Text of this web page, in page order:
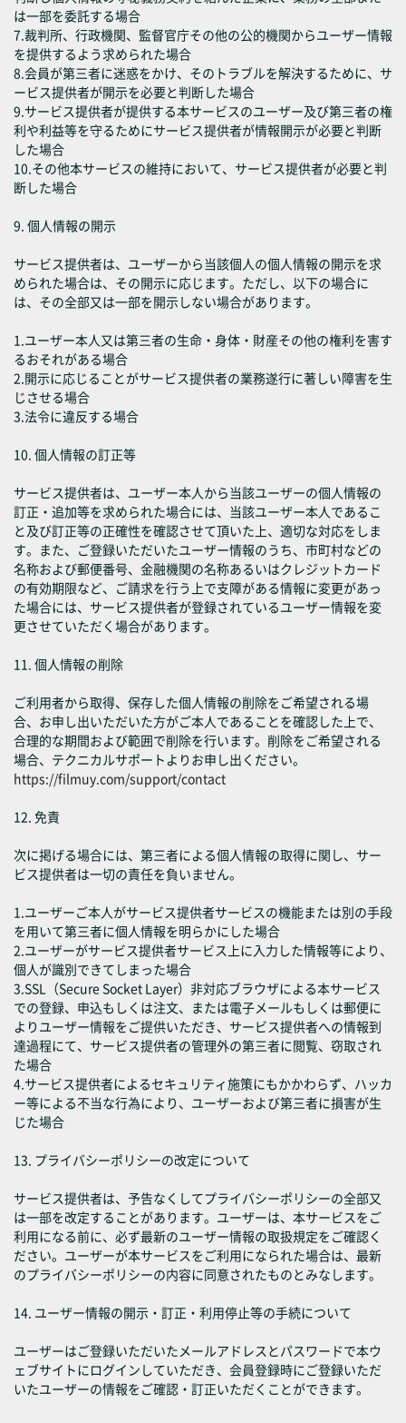
は一部を委託する場合
7.裁判所、行政機関、監督官庁その他の公的機関からユーザー情報
を提供するよう求められた場合
8.会員が第三者に迷惑をかけ、そのトラブルを解決するために、サ
ービス提供者が開示を必要と判断した場合
9.サービス提供者が提供する本サービスのユーザー及び第三者の権
利や利益等を守るためにサービス提供者が情報開示が必要と判断
した場合
10.その他本サービスの維持において、サービス提供者が必要と判
断した場合
9. 個人情報の開示
サービス提供者は、ユーザーから当該個人の個人情報の開示を求
められた場合は、その開示に応じます。ただし、以下の場合に
は、その全部又は一部を開示しない場合があります。
1.ユーザー本人又は第三者の生命・身体・財産その他の権利を害す
るおそれがある場合
2.開示に応じることがサービス提供者の業務遂行に著しい障害を生
じさせる場合
3.法令に違反する場合
10. 個人情報の訂正等
サービス提供者は、ユーザー本人から当該ユーザーの個人情報の
訂正・追加等を求められた場合には、当該ユーザー本人であるこ
と及び訂正等の正確性を確認させて頂いた上、適切な対応をしま
す。また、ご登録いただいたユーザー情報のうち、市町村などの
名称および郵便番号、金融機関の名称あるいはクレジットカード
の有効期限など、ご請求を行う上で支障がある情報に変更があっ
た場合には、サービス提供者が登録されているユーザー情報を変
更させていただく場合があります。
11. 個人情報の削除
ご利用者から取得、保存した個人情報の削除をご希望される場
合、お申し出いただいた方がご本人であることを確認した上で、
合理的な期間および範囲で削除を行います。削除をご希望される
場合、テクニカルサポートよりお申し出ください。
https://filmuy.com/support/contact
12. 免責
次に掲げる場合には、第三者による個人情報の取得に関し、サー
ビス提供者は一切の責任を負いません。
1.ユーザーご本人がサービス提供者サービスの機能または別の手段
を用いて第三者に個人情報を明らかにした場合
2.ユーザーがサービス提供者サービス上に入力した情報等により、
個人が識別できてしまった場合
3.SSL（Secure Socket Layer）非対応ブラウザによる本サービス
での登録、申込もしくは注文、または電子メールもしくは郵便に
よりユーザー情報をご提供いただき、サービス提供者への情報到
達過程にて、サービス提供者の管理外の第三者に閲覧、窃取され
た場合
4.サービス提供者によるセキュリティ施策にもかかわらず、ハッカ
ー等による不当な行為により、ユーザーおよび第三者に損害が生
じた場合
13. プライバシーポリシーの改定について
サービス提供者は、予告なくしてプライバシーポリシーの全部又
は一部を改定することがあります。ユーザーは、本サービスをご
利用になる前に、必ず最新のユーザー情報の取扱規定をご確認く
ださい。ユーザーが本サービスをご利用になられた場合は、最新
のプライバシーポリシーの内容に同意されたものとみなします。
14. ユーザー情報の開示・訂正・利用停止等の手続について
ユーザーはご登録いただいたメールアドレスとパスワードで本ウ
ェブサイトにログインしていただき、会員登録時にご登録いただ
いたユーザーの情報をご確認・訂正いただくことができます。